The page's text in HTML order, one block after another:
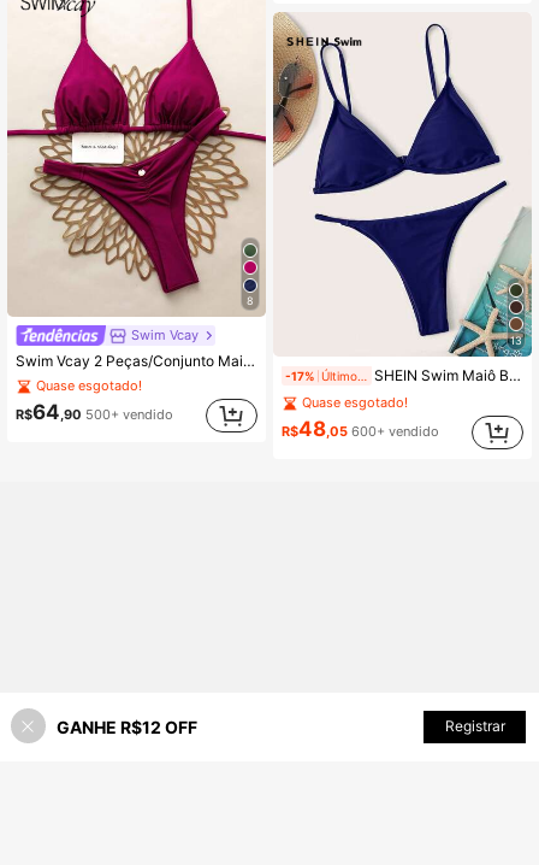
8
Swim Vcay
Swim Vcay 2 Peças/Conjunto Maiô Bikini com Top Triangular e Alça Halter para Férias na Praia, Primavera/Verão
Quase esgotado!
R$64,90 500+ vendido
13
-17% SHEIN Swim Maiô Bikini de duas peças com cintura baixa em cor sólida, com copa triângulo, adequado para férias e praia no verão
Quase esgotado!
R$48,05 600+ vendido
7% OFF! ADICIONAR AO CARRINHO
GANHE R$12 OFF Registrar